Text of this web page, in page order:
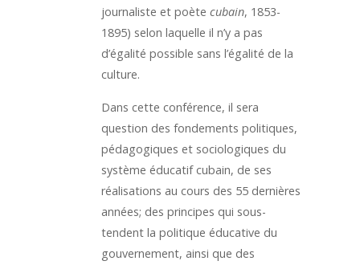
journaliste et poètecubain, 1853-
1895) selon laquelle il n’y a pas
d’égalité possible sans l’égalité de la
culture.
Dans cette conférence, il sera
question des fondements politiques,
pédagogiques et sociologiques du
système éducatif cubain, de ses
réalisations au cours des 55 dernières
années; des principes qui sous-
tendent la politique éducative du
gouvernement, ainsi que des